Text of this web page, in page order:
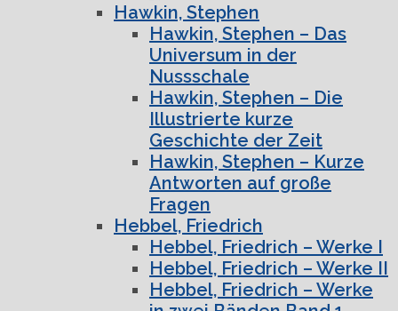
Hawkin, Stephen
Hawkin, Stephen – Das
Universum in der
Nussschale
Hawkin, Stephen – Die
Illustrierte kurze
Geschichte der Zeit
Hawkin, Stephen – Kurze
Antworten auf große
Fragen
Hebbel, Friedrich
Hebbel, Friedrich – Werke I
Hebbel, Friedrich – Werke II
Hebbel, Friedrich – Werke